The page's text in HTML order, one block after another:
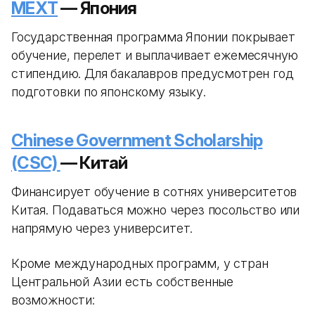
MEXT— Япония
Государственная программа Японии покрывает
обучение, перелет и выплачивает ежемесячную
стипендию. Для бакалавров предусмотрен год
подготовки по японскому языку.
Chinese Government Scholarship
(CSC)— Китай
Финансирует обучение в сотнях университетов
Китая. Подаваться можно через посольство или
напрямую через университет.
Кроме международных программ, у стран
Центральной Азии есть собственные
возможности: